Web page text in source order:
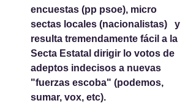
encuestas (pp psoe), micro
sectas locales (nacionalistas)   y
resulta tremendamente fácil a la
Secta Estatal dirigir lo votos de
adeptos indecisos a nuevas
"fuerzas escoba" (podemos,
sumar, vox, etc).